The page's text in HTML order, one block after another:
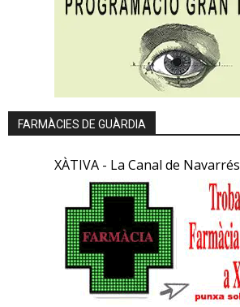
FARMÀCIES DE GUÀRDIA
XÀTIVA - La Canal de Navarrés